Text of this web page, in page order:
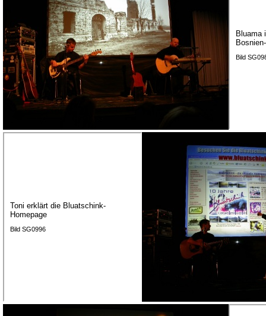
Bluama
Bild
Toni erklärt die Bluatschink-
Homepage
Bild SG0996